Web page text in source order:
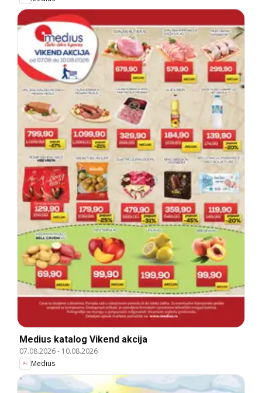
Medius katalog Vikend akcija
07.08.2026- 10.08.2026
Medius